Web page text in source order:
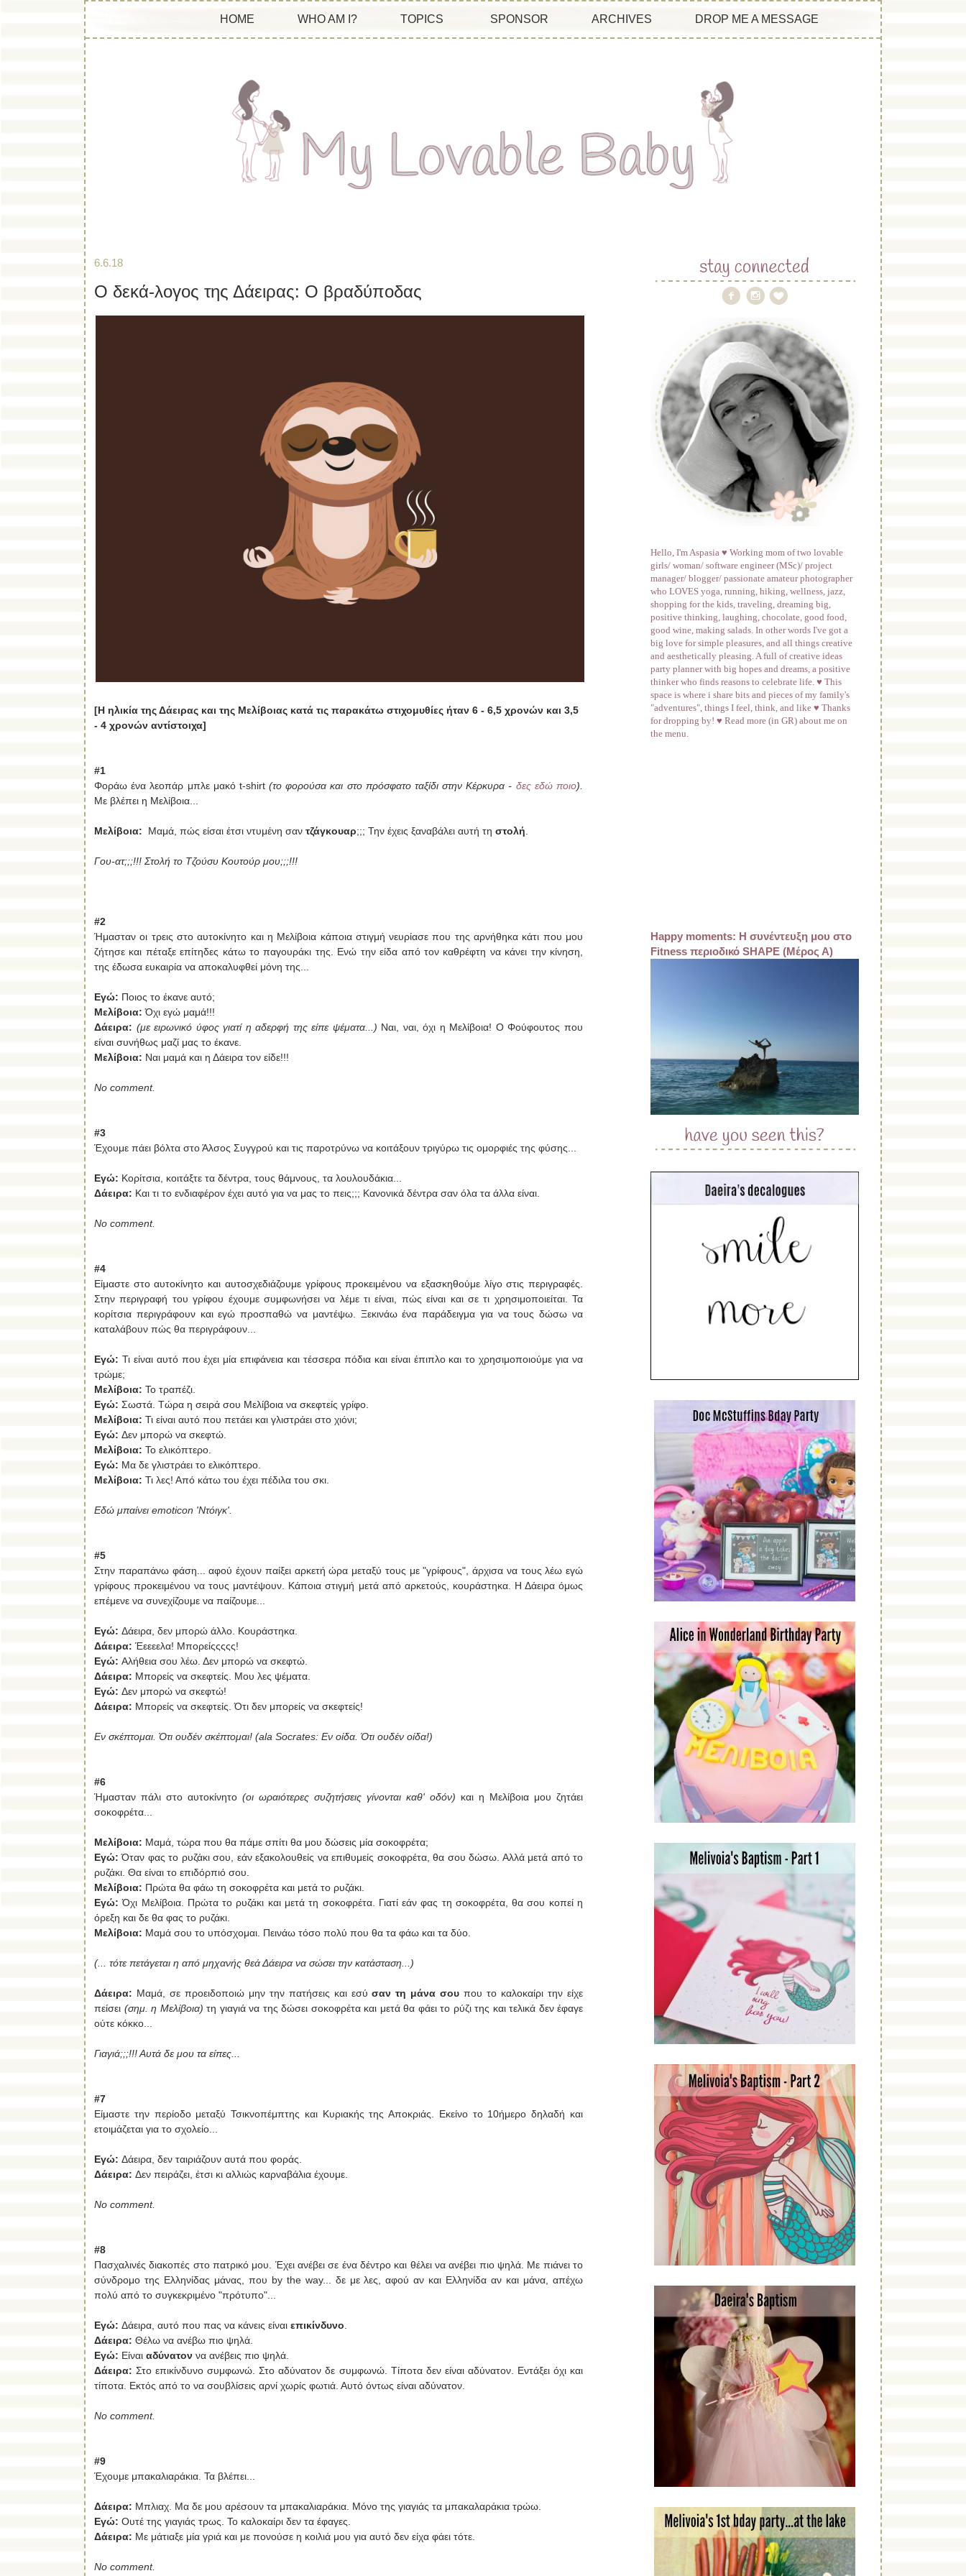
HOME WHO AM I? TOPICS SPONSOR ARCHIVES DROP ME A MESSAGE
6.6.18
Ο δεκά-λογος της Δάειρας: Ο βραδύποδας
[Η ηλικία της Δάειρας και της Μελίβοιας κατά τις παρακάτω στιχομυθίες ήταν 6 - 6,5 χρονών και 3,5
- 4 χρονών αντίστοιχα]
#1
Φοράω ένα λεοπάρ μπλε μακό t-shirt(το φορούσα και στο πρόσφατο ταξίδι στην Κέρκυρα - δες εδώ ποιο).
Με βλέπει η Μελίβοια...
Μελίβοια: Μαμά, πώς είσαι έτσι ντυμένη σαν τζάγκουαρ;;; Την έχεις ξαναβάλει αυτή τη στολή
Γου-ατ;;;!!! Στολή το Τζούσυ Κουτούρ μου;;;!!!
#2
Ήμασταν οι τρεις στο αυτοκίνητο και η Μελίβοια κάποια στιγμή νευρίασε που της αρνήθηκα κάτι που μου
ζήτησε και πέταξε επίτηδες κάτω το παγουράκι της. Ενώ την είδα από τον καθρέφτη να κάνει την κίνηση,
της έδωσα ευκαιρία να αποκαλυφθεί μόνη της...
Εγώ: Ποιος το έκανε αυτό;
Μελίβοια:Όχι εγώ μαμά!!!
Δάειρα: (με ειρωνικό ύφος γιατί η αδερφή της είπε ψέματα...) Ναι, ναι, όχι η Μελίβοια! Ο Φούφουτος που
είναι συνήθως μαζί μας το έκανε.
Μελίβοια: Ναι μαμά και η Δάειρα τον είδε!!!
No comment.
#3
Έχουμε πάει βόλτα στο Άλσος Συγγρού και τις παροτρύνω να κοιτάξουν τριγύρω τις ομορφιές της φύσης...
Εγώ: Κορίτσια, κοιτάξτε τα δέντρα, τους θάμνους, τα λουλουδάκια...
Δάειρα: Και τι το ενδιαφέρον έχει αυτό για να μας το πεις;;; Κανονικά δέντρα σαν όλα τα άλλα είναι.
No comment.
#4
Είμαστε στο αυτοκίνητο και αυτοσχεδιάζουμε γρίφους προκειμένου να εξασκηθούμε λίγο στις περιγραφές.
Στην περιγραφή του γρίφου έχουμε συμφωνήσει να λέμε τι είναι, πώς είναι και σε τι χρησιμοποιείται. Τα
κορίτσια περιγράφουν και εγώ προσπαθώ να μαντέψω. Ξεκινάω ένα παράδειγμα για να τους δώσω να
καταλάβουν πώς θα περιγράφουν...
Εγώ: Τι είναι αυτό που έχει μία επιφάνεια και τέσσερα πόδια και είναι έπιπλο και το χρησιμοποιούμε για να
τρώμε;
Μελίβοια: Το τραπέζι.
Εγώ: Σωστά. Τώρα η σειρά σου Μελίβοια να σκεφτείς γρίφο.
Μελίβοια: Τι είναι αυτό που πετάει και γλιστράει στο χιόνι;
Εγώ: Δεν μπορώ να σκεφτώ.
Μελίβοια: Το ελικόπτερο.
Εγώ: Μα δε γλιστράει το ελικόπτερο.
Μελίβοια: Τι λες! Από κάτω του έχει πέδιλα του σκι.
Εδώ μπαίνει emoticon 'Ντόιγκ'.
#5
Στην παραπάνω φάση... αφού έχουν παίξει αρκετή ώρα μεταξύ τους με "γρίφους", άρχισα να τους λέω εγώ
γρίφους προκειμένου να τους μαντέψουν. Κάποια στιγμή μετά από αρκετούς, κουράστηκα. Η Δάειρα όμως
επέμενε να συνεχίζουμε να παίζουμε...
Εγώ: Δάειρα, δεν μπορώ άλλο. Κουράστηκα.
Δάειρα: Έεεεελα! Μπορείςςςςς!
Εγώ: Αλήθεια σου λέω. Δεν μπορώ να σκεφτώ.
Δάειρα: Μπορείς να σκεφτείς. Μου λες ψέματα.
Εγώ: Δεν μπορώ να σκεφτώ!
Δάειρα: Μπορείς να σκεφτείς. Ότι δεν μπορείς να σκεφτείς!
Εν σκέπτομαι. Ότι ουδέν σκέπτομαι! (ala Socrates: Εν οίδα. Ότι ουδέν οίδα!)
#6
Ήμασταν πάλι στο αυτοκίνητο (οι ωραιότερες συζητήσεις γίνονται καθ' οδόν) και η Μελίβοια μου ζητάει
σοκοφρέτα...
Μελίβοια: Μαμά, τώρα που θα πάμε σπίτι θα μου δώσεις μία σοκοφρέτα;
Εγώ:Όταν φας το ρυζάκι σου, εάν εξακολουθείς να επιθυμείς σοκοφρέτα, θα σου δώσω. Αλλά μετά από το
ρυζάκι. Θα είναι το επιδόρπιό σου.
Μελίβοια: Πρώτα θα φάω τη σοκοφρέτα και μετά το ρυζάκι.
Εγώ:Όχι Μελίβοια. Πρώτα το ρυζάκι και μετά τη σοκοφρέτα. Γιατί εάν φας τη σοκοφρέτα, θα σου κοπεί η
όρεξη και δε θα φας το ρυζάκι.
Μελίβοια: Μαμά σου το υπόσχομαι. Πεινάω τόσο πολύ που θα τα φάω και τα δύο.
(... τότε πετάγεται η από μηχανής θεά Δάειρα να σώσει την κατάσταση...)
Δάειρα: Μαμά, σε προειδοποιώ μην την πατήσεις και εσύσαν τη μάνα σουπου το καλοκαίρι την είχε
πείσει (σημ. η Μελίβοια) τη γιαγιά να της δώσει σοκοφρέτα και μετά θα φάει το ρύζι της και τελικά δεν έφαγε
ούτε κόκκο...
Γιαγιά;;;!!! Αυτά δε μου τα είπες...
#7
Είμαστε την περίοδο μεταξύ Τσικνοπέμπτης και Κυριακής της Αποκριάς. Εκείνο το 10ήμερο δηλαδή και
ετοιμάζεται για το σχολείο...
Εγώ: Δάειρα, δεν ταιριάζουν αυτά που φοράς.
Δάειρα: Δεν πειράζει, έτσι κι αλλιώς καρναβάλια έχουμε.
No comment.
#8
Πασχαλινές διακοπές στο πατρικό μου. Έχει ανέβει σε ένα δέντρο και θέλει να ανέβει πιο ψηλά. Με πιάνει το
σύνδρομο της Ελληνίδας μάνας, που by the way... δε με λες, αφού αν και Ελληνίδα αν και μάνα, απέχω
πολύ από το συγκεκριμένο "πρότυπο"...
Εγώ: Δάειρα, αυτό που πας να κάνεις είναι επικίνδυνο
Δάειρα: Θέλω να ανέβω πιο ψηλά.
Εγώ: Είναι αδύνατον να ανέβεις πιο ψηλά.
Δάειρα: Στο επικίνδυνο συμφωνώ. Στο αδύνατον δε συμφωνώ. Τίποτα δεν είναι αδύνατον. Εντάξει όχι και
τίποτα. Εκτός από το να σουβλίσεις αρνί χωρίς φωτιά. Αυτό όντως είναι αδύνατον.
No comment.
#9
Έχουμε μπακαλιαράκια. Τα βλέπει...
Δάειρα: Μπλιαχ. Μα δε μου αρέσουν τα μπακαλιαράκια. Μόνο της γιαγιάς τα μπακαλαράκια τρώω.
Εγώ: Ουτέ της γιαγιάς τρως. Το καλοκαίρι δεν τα έφαγες.
Δάειρα: Με μάτιαξε μία γριά και με πονούσε η κοιλιά μου για αυτό δεν είχα φάει τότε.
No comment.
Hello, I'm Aspasia ♥ Working mom of two lovable
girls/ woman/ software engineer (MSc)/ project
manager/ blogger/ passionate amateur photographer
who LOVES yoga, running, hiking, wellness, jazz,
shopping for the kids, traveling, dreaming big,
positive thinking, laughing, chocolate, good food,
good wine, making salads. In other words I've got a
big love for simple pleasures, and all things creative
and aesthetically pleasing. A full of creative ideas
party planner with big hopes and dreams, a positive
thinker who finds reasons to celebrate life. ♥ This
space is where i share bits and pieces of my family's
"adventures", things I feel, think, and like ♥ Thanks
for dropping by! ♥ Read more (in GR) about me on
the menu.
Happy moments: Η συνέντευξη μου στο
Fitness περιοδικό SHAPE (Μέρος Α)